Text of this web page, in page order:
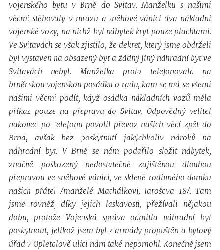
vojenského bytu v Brně do Svitav. Manželku s našimi
věcmi stěhovaly v mrazu a sněhové vánici dva nákladní
vojenské vozy, na nichž byl nábytek kryt pouze plachtami.
Ve Svitavách se však zjistilo, že dekret, který jsme obdrželi
byl vystaven na obsazený byt a žádný jiný náhradní byt ve
Svitavách nebyl. Manželka proto telefonovala na
brněnskou vojenskou posádku o radu, kam se má se všemi
našimi věcmi podít, když osádka nákladních vozů měla
příkaz pouze na přepravu do Svitav. Odpovědný velitel
nakonec po telefonu povolil převoz našich věcí zpět do
Brna, avšak bez poskytnutí jakýchkoliv nároků na
náhradní byt. V Brně se nám podařilo složit nábytek,
značně poškozený nedostatečně zajištěnou dlouhou
přepravou ve sněhové vánici, ve sklepě rodinného domku
našich přátel /manželé Machálkovi, Jarošova 18/. Tam
jsme rovněž, díky jejich laskavosti, přežívali nějakou
dobu, protože Vojenská správa odmítla náhradní byt
poskytnout, jelikož jsem byl z armády propuštěn a bytový
úřad v Opletalově ulici nám také nepomohl. Konečně jsem